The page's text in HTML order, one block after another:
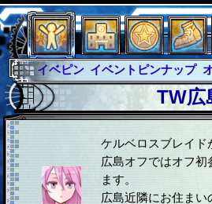
イベピン イベントピンナップ
グラシャ
グラシャ・ラボラス
グローバルジャスティス サイキ
サイキックハーツ大戦 シュラウ
ファイナル
アブソーバー
TW広
ケルベロスブレイド
広島オフではオフ
ます。
広島近隣にお住ま